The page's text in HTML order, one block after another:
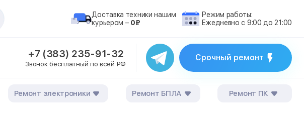
Доставка техники нашим
курьером – 0₽
Режим работы:
Ежедневно с 9:00 до 21:00
+7 (383) 235-91-32
Звонок бесплатный по всей РФ
Срочный ремонт
Ремонт электроники Ремонт БПЛА Ремонт ПК